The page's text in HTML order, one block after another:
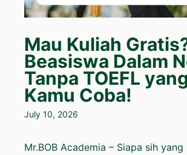
Mau Kuliah
Beasiswa Dalam
Tanpa TOEFL
Kamu Coba!
July 10, 2026
Mr.BOB Academia – Siapa sih yang